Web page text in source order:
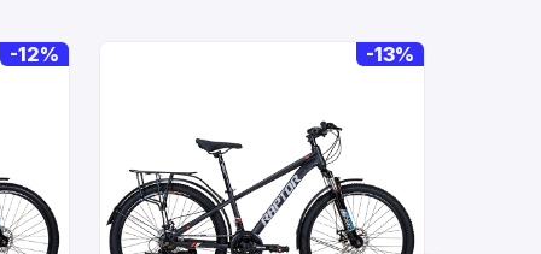
-12% -13%